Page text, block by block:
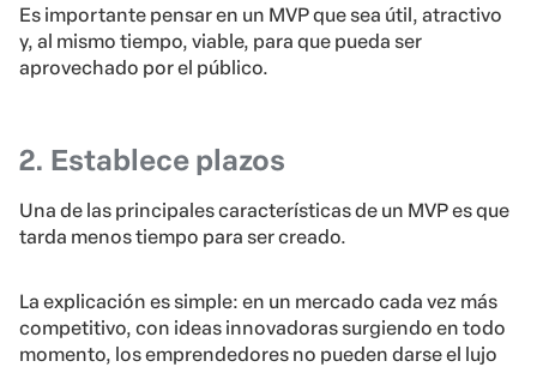
Es importante pensar en un MVP que sea útil, atractivo
y, al mismo tiempo, viable, para que pueda ser
aprovechado por el público.
2. Establece plazos
Una de las principales características de un MVP es que
tarda menos tiempo para ser creado.
La explicación es simple: en un mercado cada vez más
competitivo, con ideas innovadoras surgiendo en todo
momento, los emprendedores no pueden darse el lujo